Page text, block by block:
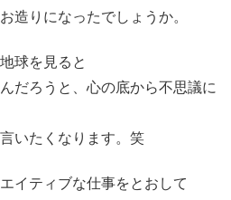
造りになったでしょうか。
球を見ると
だろうと、心の底から不思議に
いたくなります。笑
イティブな仕事をとおして